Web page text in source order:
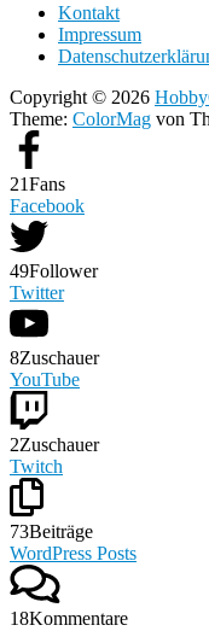
Kontakt
Impressum
Copyright © 2026
Theme: ColorMag von
21Fans
Facebook
49Follower
Twitter
8Zuschauer
YouTube
2Zuschauer
Twitch
73Beiträge
WordPress Posts
18Kommentare